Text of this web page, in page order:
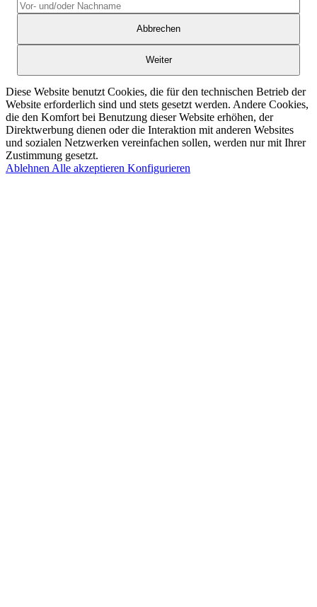
Abbrechen
Weiter
Diese Website benutzt Cookies, die für den technischen Betrieb der
Website erforderlich sind und stets gesetzt werden. Andere Cookies,
die den Komfort bei Benutzung dieser Website erhöhen, der
Direktwerbung dienen oder die Interaktion mit anderen Websites
und sozialen Netzwerken vereinfachen sollen, werden nur mit Ihrer
Zustimmung gesetzt.
Ablehnen Alle akzeptieren Konfigurieren